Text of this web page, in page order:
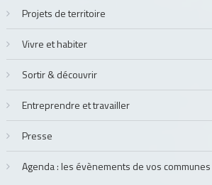
Projets de territoire
Vivre et habiter
Sortir & découvrir
Entreprendre et travailler
Presse
Agenda : les évènements de vos communes